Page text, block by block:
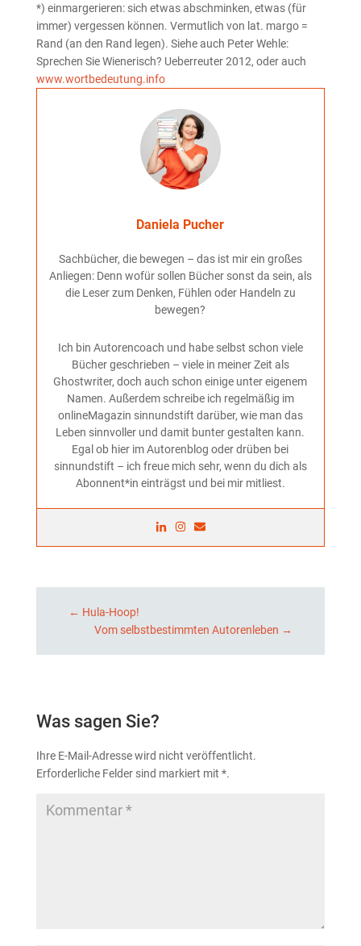
*) einmargerieren: sich etwas abschminken, etwas (für
immer) vergessen können. Vermutlich von lat. margo =
Rand (an den Rand legen). Siehe auch Peter Wehle:
Sprechen Sie Wienerisch? Ueberreuter 2012, oder auch
www.wortbedeutung.info
Daniela Pucher
Sachbücher, die bewegen – das ist mir ein großes
Anliegen: Denn wofür sollen Bücher sonst da sein, als
die Leser zum Denken, Fühlen oder Handeln zu
bewegen?
Ich bin Autorencoach und habe selbst schon viele
Bücher geschrieben – viele in meiner Zeit als
Ghostwriter, doch auch schon einige unter eigenem
Namen. Außerdem schreibe ich regelmäßig im
onlineMagazin sinnundstift darüber, wie man das
Leben sinnvoller und damit bunter gestalten kann.
Egal ob hier im Autorenblog oder drüben bei
sinnundstift – ich freue mich sehr, wenn du dich als
Abonnent*in einträgst und bei mir mitliest.
← Hula-Hoop!
Vom selbstbestimmten Autorenleben →
Was sagen Sie?
Ihre E-Mail-Adresse wird nicht veröffentlicht.
Erforderliche Felder sind markiert mit *.